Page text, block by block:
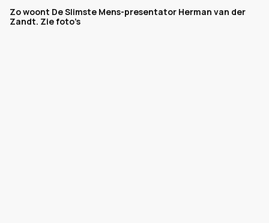
Zo woont De Slimste Mens-presentator Herman van der
Zandt. Zie foto’s